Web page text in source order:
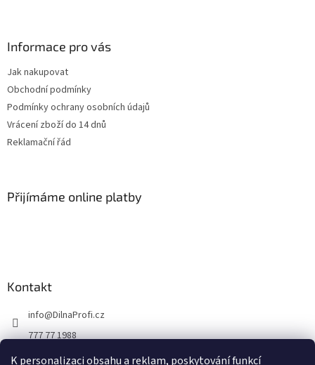
K personalizaci obsahu a reklam, poskytování funkcí
Informace pro vás
Jak nakupovat
Obchodní podmínky
Podmínky ochrany osobních údajů
Vrácení zboží do 14 dnů
Reklamační řád
Přijímáme online platby
Kontakt
info@DilnaProfi.cz
777 77 1988